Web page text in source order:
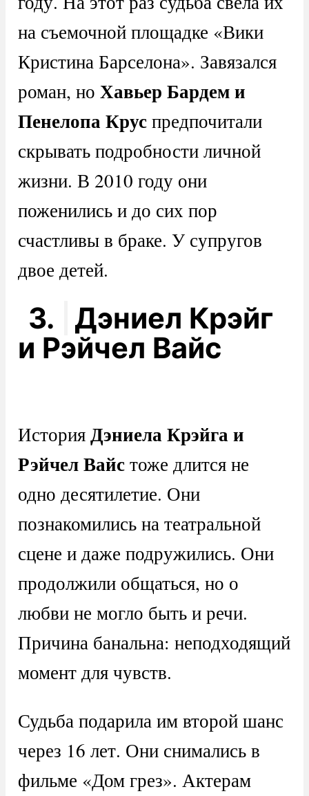
на съемочной площадке «Вики
Кристина Барселона». Завязался
роман, но Хавьер Бардем и
Пенелопа Круспредпочитали
скрывать подробности личной
жизни. В 2010 году они
поженились и до сих пор
счастливы в браке. У супругов
двое детей.
3.
Дэниел Крэйг
и Рэйчел Вайс
ИсторияДэниела Крэйга и
Рэйчел Вайстоже длится не
одно десятилетие. Они
познакомились на театральной
сцене и даже подружились. Они
продолжили общаться, но о
любви не могло быть и речи.
Причина банальна: неподходящий
момент для чувств.
Судьба подарила им второй шанс
через 16 лет. Они снимались в
фильме «Дом грез». Актерам